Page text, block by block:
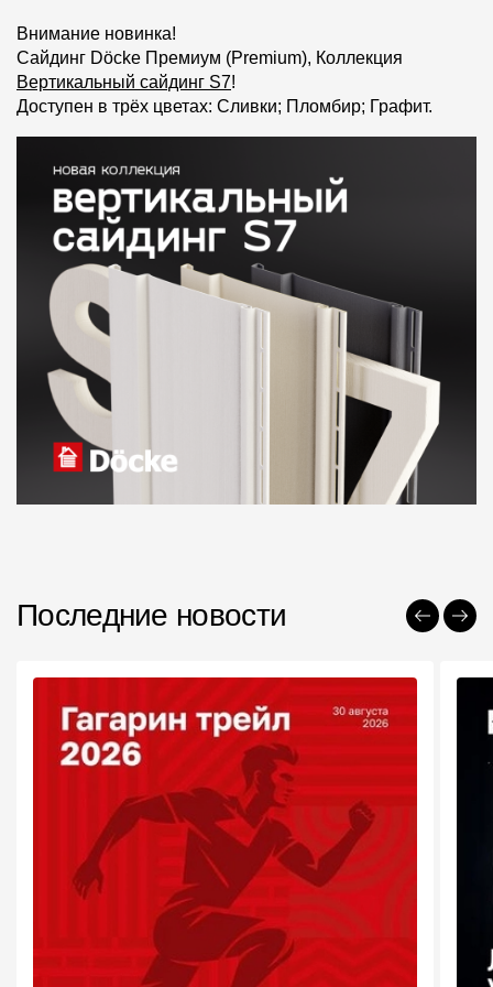
Фасадная плитка
Комплектующие для фасадов
Пленки и мембраны
Мягкая кровля
Однослойная черепица
Ламинированная черепица
Комплектующие к кровле
Кровельная вентиляция
Водостоки
Пластиковые водосточные системы
Документация
Документация
Инструкции по монтажу
Технические листы
Рекламные материалы
Гарантии
Внимание новинка!
Сайдинг Döcke Премиум (Premium), Коллекция
Вертикальный сайдинг S7!
Доступен в трёх цветах: Сливки; Пломбир; Графит.
Последние новости